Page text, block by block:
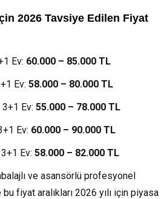
2026 Tavsiye Edilen Fiyat
Ev: 60.000 – 85.000 TL
Ev: 58.000 – 80.000 TL
Ev: 55.000 – 78.000 TL
Ev: 60.000 – 90.000 TL
Ev: 58.000 – 82.000 TL
ve asansörlü profesyonel
fiyat aralıkları 2026 yılı için piyasa